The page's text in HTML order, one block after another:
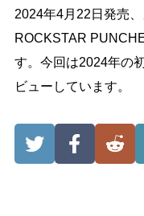
2024年4月22日発売
ROCKSTAR
す。今回は2024年の
ビューしています。